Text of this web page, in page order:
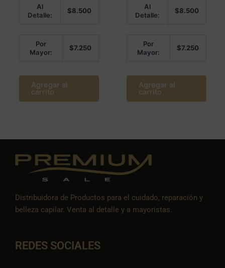
de 5
Al
Detalle:
$8.500
Por
Mayor:
$7.250
Agregar al
carrito
de 5
Al
Detalle:
$8.500
Por
Mayor:
$7.250
Agregar al
carrito
Distribuidora de Productos para el cuidado, reparación y
belleza capilar. Venta al detalle y a mayoristas.
REDES SOCIALES